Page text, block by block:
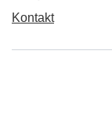
Kontakt